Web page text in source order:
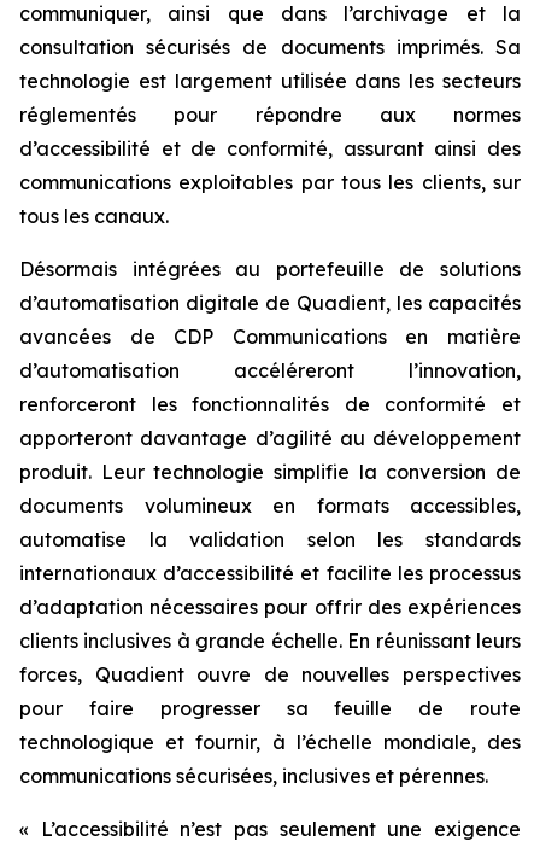
communiquer, ainsi que dans l’archivage et la
consultation sécurisés de documents imprimés. Sa
technologie est largement utilisée dans les secteurs
réglementés pour répondre aux normes
d’accessibilité et de conformité, assurant ainsi des
communications exploitables par tous les clients, sur
tous les canaux.
Désormais intégrées au portefeuille de solutions
d’automatisation digitale de Quadient, les capacités
avancées de CDP Communications en matière
d’automatisation accéléreront l’innovation,
renforceront les fonctionnalités de conformité et
apporteront davantage d’agilité au développement
produit. Leur technologie simplifie la conversion de
documents volumineux en formats accessibles,
automatise la validation selon les standards
internationaux d’accessibilité et facilite les processus
d’adaptation nécessaires pour offrir des expériences
clients inclusives à grande échelle. En réunissant leurs
forces, Quadient ouvre de nouvelles perspectives
pour faire progresser sa feuille de route
technologique et fournir, à l’échelle mondiale, des
communications sécurisées, inclusives et pérennes.
« L’accessibilité n’est pas seulement une exigence